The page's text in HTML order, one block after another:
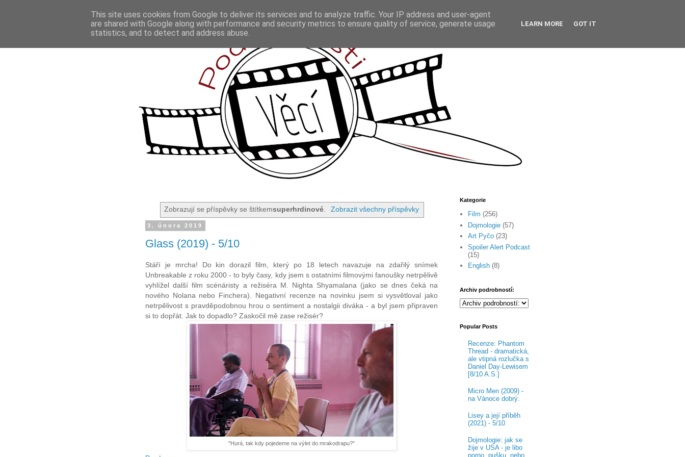
Zobrazují se příspěvky se štítkemsuperhrdinové. Zobrazit všechny příspěvky
3. února 2019
Glass (2019) - 5/10
Stáří je mrcha! Do kin dorazil film, který po 18 letech navazuje na zdařilý snímek
Unbreakable z roku 2000 - to byly časy, kdy jsem s ostatními filmovými fanoušky netrpělivě
vyhlížel další film scénáristy a režiséra M. Nighta Shyamalana (jako se dnes čeká na
nového Nolana nebo Finchera). Negativní recenze na novinku jsem si vysvětloval jako
netrpělivost s pravděpodobnou hrou o sentiment a nostalgii diváka - a byl jsem připraven
si to dopřát. Jak to dopadlo? Zaskočil mě zase režisér?
"Hurá, tak kdy pojedeme na výlet do mrakodrapu?"
Kategorie
Film (256)
Dojmologie (57)
Art Pyčo (23)
Spoiler Alert Podcast
(15)
English (8)
Archiv podrobností:
Popular Posts
Recenze: Phantom
Thread - dramatická,
ale vtipná rozlučka s
Daniel Day-Lewisem
[8/10 A.S.]
Micro Men (2009) -
na Vánoce dobrý.
Lisey a její příběh
(2021) - 5/10
Dojmologie: jak se
žije v USA - je libo
porno, pušku, nebo
This site uses cookies from Google to deliver its services and to analyze traffic. Your IP address and user-agent
are shared with Google along with performance and security metrics to ensure quality of service, generate usage
statistics, and to detect and address abuse.
LEARN MORE GOT IT